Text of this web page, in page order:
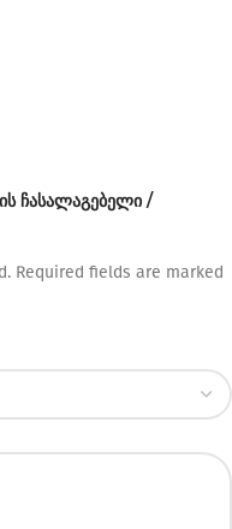
ჩასალაგებელი /
Required fields are marked